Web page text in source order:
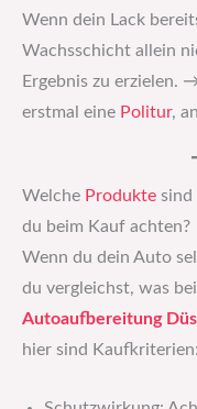
Wenn dein Lack
Wachsschicht allein
Ergebnis zu erzielen.
erstmal eine Politur,
Welche Produkte
du beim Kauf achten?
Wenn du dein Auto
du vergleichst, was
Autoaufbereitung
hier sind Kaufkriterien: